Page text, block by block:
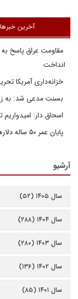
آخرین خبرها
مقاومت عراق پاسخ
انداخت
خزانه‌داری آمریکا
بسنت مدعی شد: به
اسحاق دار:
پایان عمر ۵۰ ساله دلارهای نفتی به دست ایران
آرشیو
سال ۱۴۰۵ (۵۲)
سال ۱۴۰۴ (۲۸۸)
سال ۱۴۰۳ (۲۸۰)
سال ۱۴۰۲ (۱۳۶)
سال ۱۴۰۱ (۸۵)